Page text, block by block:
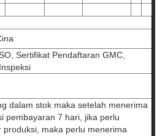
Sertifikat Pendaftaran GMC,
dalam stok maka setelah menerima
pembayaran 7 hari, jika perlu
produksi, maka perlu menerima